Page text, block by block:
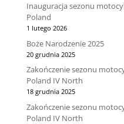
Inauguracja sezonu
Poland
1 lutego 2026
Boże Narodzenie 2025
20 grudnia 2025
Zakończenie sezonu
Poland IV North
18 grudnia 2025
Zakończenie sezonu
Poland IV North